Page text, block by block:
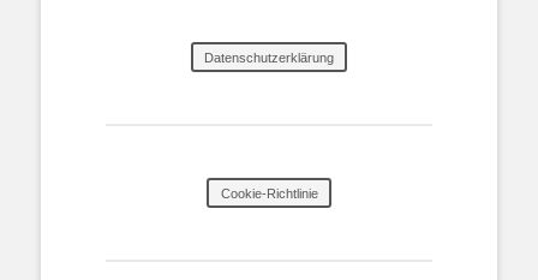
Datenschutzerklärung
Cookie-Richtlinie